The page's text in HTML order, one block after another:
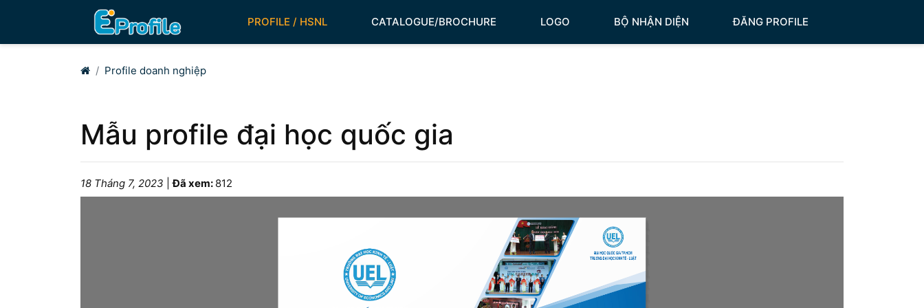
PROFILE / HSNL CATALOGUE/BROCHURE LOGO BỘ NHẬN DIỆN ĐĂNG PROFILE
HomeProfile doanh nghiệp
Mẫu profile đại học quốc gia
18 Tháng 7, 2023 |Đã xem: 812